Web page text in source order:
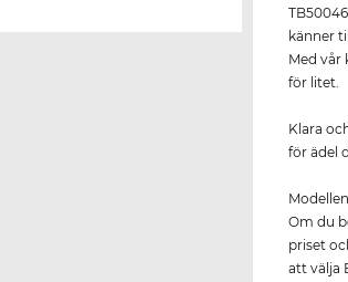
känner
Med vår
för litet.
Klara
för ädel
Om du
priset
att välja